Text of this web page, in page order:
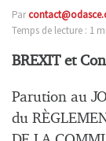
Par
Temps de lecture : 1
BREXIT et
Parution au
du